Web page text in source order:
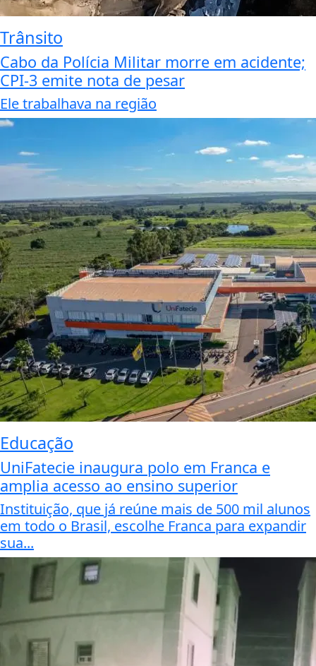
Trânsito
Cabo da Polícia Militar morre em acidente;
CPI-3 emite nota de pesar
Ele trabalhava na região
Educação
UniFatecie inaugura polo em Franca e
amplia acesso ao ensino superior
Instituição, que já reúne mais de 500 mil alunos
em todo o Brasil, escolhe Franca para expandir
sua...